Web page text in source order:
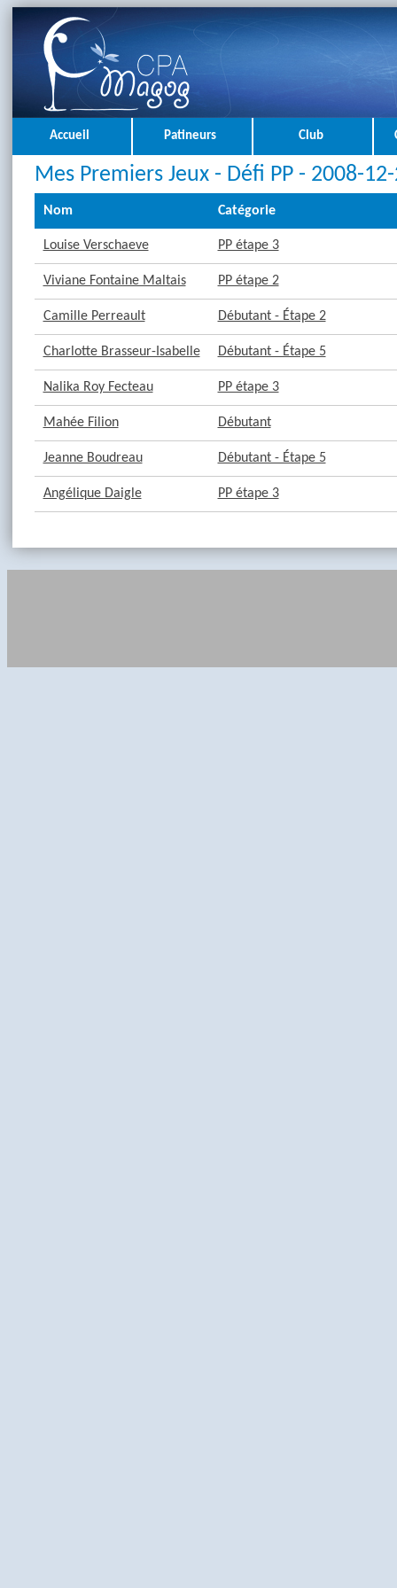
Accueil Patineurs Club
Mes Premiers Jeux - Défi PP - 2008-
Nom Catégorie
Louise Verschaeve PP étape 3
Viviane Fontaine Maltais PP étape 2
Camille Perreault Débutant - Étape 2
Charlotte Brasseur-Isabelle Débutant - Étape 5
Nalika Roy Fecteau PP étape 3
Mahée Filion Débutant
Jeanne Boudreau Débutant - Étape 5
Angélique Daigle PP étape 3